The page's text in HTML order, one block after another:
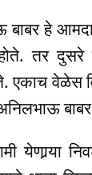
बाबर हे
होते. तर
एकाच वेळेस
येणार्‍या